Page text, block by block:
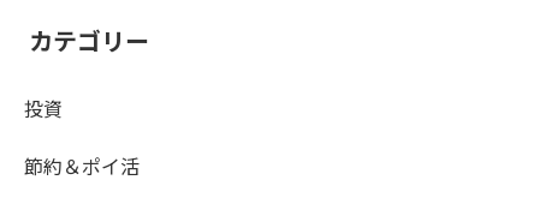
カテゴリー
投資
節約＆ポイ活